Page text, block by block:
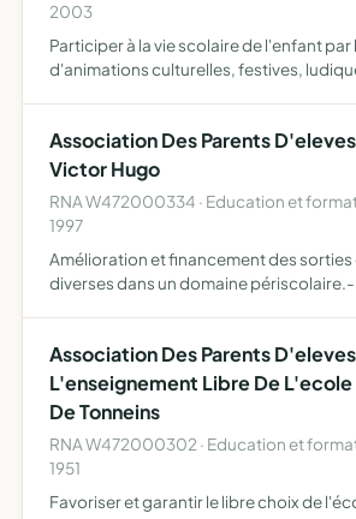
2003
Participer à la vie scolaire de l'enfant par
d'animations culturelles, festives,
Association Des Parents
Victor Hugo
RNA W472000334 · Education et
1997
Amélioration et financement des sorties
diverses dans un domaine périscolaire.-
Association Des Parents
L'enseignement Libre De
De Tonneins
RNA W472000302 · Education et
1951
Favoriser et garantir le libre choix de